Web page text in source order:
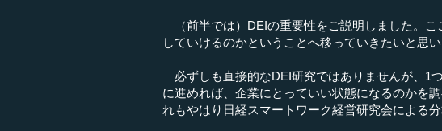
（前半では）DEIの重要性をご説明しました。こ
していけるのかということへ移っていきたいと思い
必ずしも直接的なDEI研究ではありませんが、1
に進めれば、企業にとっていい状態になるのかを
れもやはり日経スマートワーク経営研究会による分